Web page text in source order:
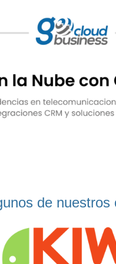
de nuestros